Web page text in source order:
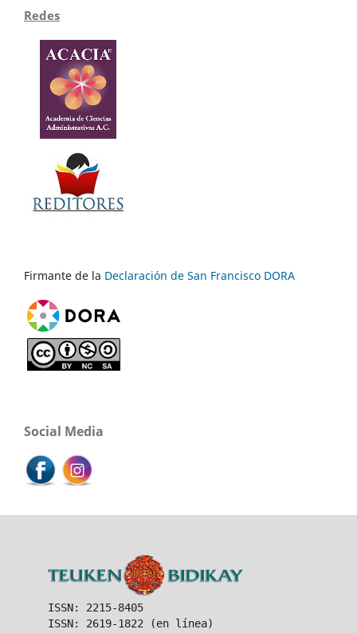
Redes
Firmante de la Declaración de San Francisco DORA
Social Media
ISSN: 2215-8405
ISSN: 2619-1822 (en línea)